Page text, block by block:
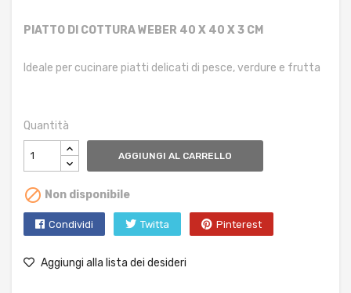
PIATTO DI COTTURA WEBER 40 X 40 X 3 CM
Ideale per cucinare piatti delicati di pesce, verdure e frutta
Quantità
AGGIUNGI AL CARRELLO
 Non disponibile
Condividi Twitta Pinterest
Aggiungi alla lista dei desideri